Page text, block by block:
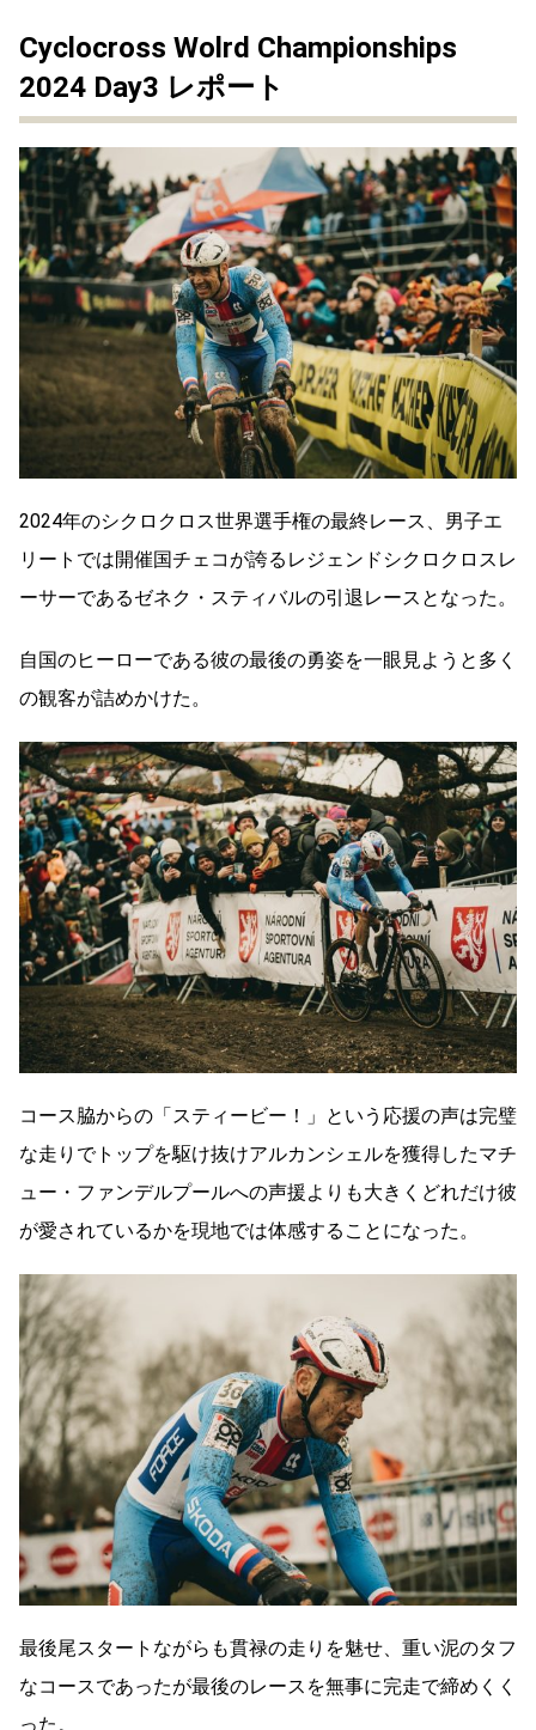
Cyclocross Wolrd Championships
2024 Day3 レポート
2024年のシクロクロス世界選手権の最終レース、男子エ
リートでは開催国チェコが誇るレジェンドシクロクロスレ
ーサーであるゼネク・スティバルの引退レースとなった。
自国のヒーローである彼の最後の勇姿を一眼見ようと多く
の観客が詰めかけた。
コース脇からの「スティービー！」という応援の声は完璧
な走りでトップを駆け抜けアルカンシェルを獲得したマチ
ュー・ファンデルプールへの声援よりも大きくどれだけ彼
が愛されているかを現地では体感することになった。
最後尾スタートながらも貫禄の走りを魅せ、重い泥のタフ
なコースであったが最後のレースを無事に完走で締めくく
った。